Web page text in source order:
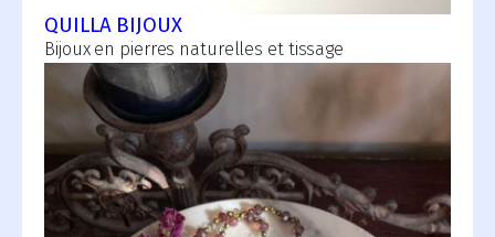
QUILLA BIJOUX
Bijoux en pierres naturelles et tissage